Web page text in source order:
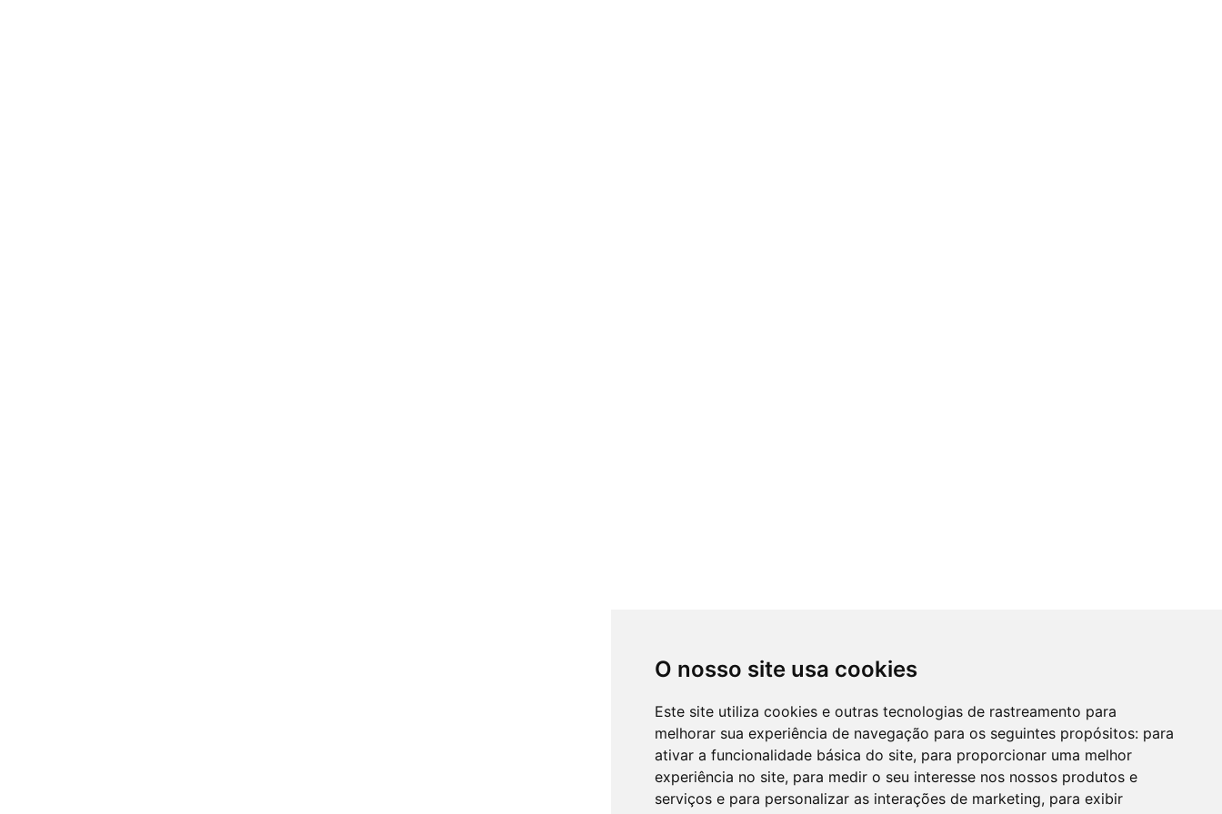
O nosso site usa cookies
Este site utiliza cookies e outras tecnologias de rastreamento para
melhorar sua experiência de navegação para os seguintes propósitos: para
ativar a funcionalidade básica do site, para proporcionar uma melhor
experiência no site, para medir o seu interesse nos nossos produtos e
serviços e para personalizar as interações de marketing, para exibir